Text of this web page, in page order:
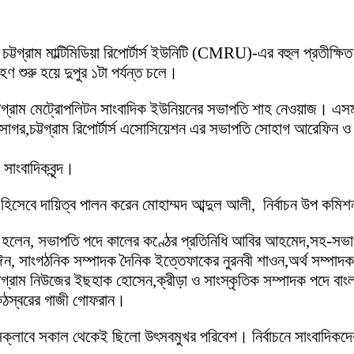
মাল্টিমিডিয়া রিপোর্টার্স ইউনিটি (CMRU)-এর বহুল
শুরু হয়ে দুপুর ১টা পর্যন্ত চলে।
মেট্রোপলিটন সাংবাদিক ইউনিয়নের সভাপতি শাহ নেওয়াজ।
রিপোর্টার্স এসোসিয়েশন এর সভাপতি সোহাগ
হিসেবে দায়িত্ব পালন করেন মোহাম্মদ আব্দুল আলী, নির্বাচন উপ
হলেন, সভাপতি পদে কালের কণ্ঠের প্রতিনিধি আবির আহমেদ,সহ-
সাংগঠনিক সম্পাদক দৈনিক ইত্তেফাকের নুরনবী শাওন,অর্থ
নিউজের ইছহাক হোসেন,ক্রীড়া ও সাংস্কৃতিক সম্পাদক পদে
গাজী গোফরান।
সকাল থেকেই ছিলো উৎসবমুখর পরিবেশ। নির্বাচনে